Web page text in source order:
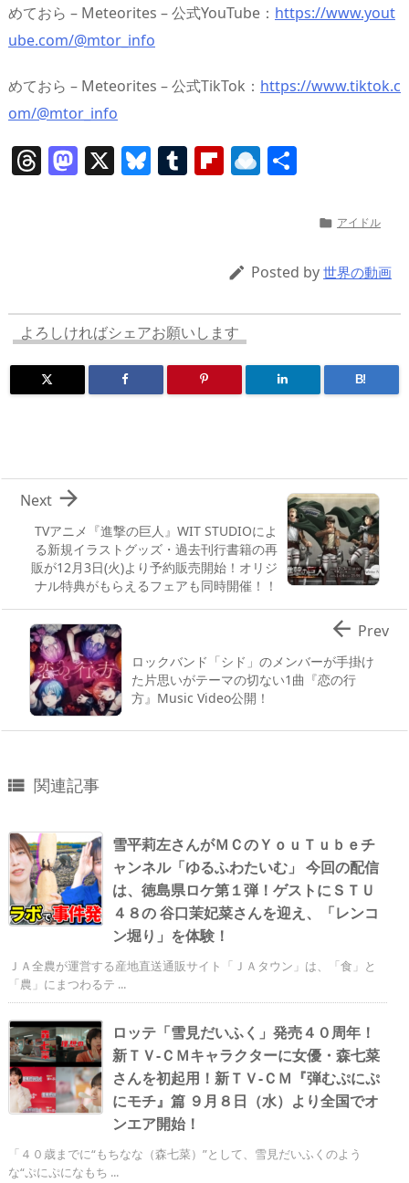
めておら – Meteorites – 公式YouTube： https://www.yout
ube.com/@mtor_info
めておら – Meteorites – 公式TikTok： https://www.tiktok.c
om/@mtor_info
T
s
M
o
n
X Bl T Fl
ar
d
R
ro
p.
 アイドル
 Posted by 世界の動画
よろしければシェアお願いします
B!
TVアニメ『進撃の巨人』WIT STUDIOによ
る新規イラストグッズ・過去刊行書籍の再
販が12月3日(火)より予約販売開始！オリジ
ナル特典がもらえるフェアも同時開催！！

Next
ロックバンド「シド」のメンバーが手掛け
た片思いがテーマの切ない1曲『恋の行
方』Music Video公開！
 Prev
 関連記事
雪平莉左さんがＭＣのＹｏｕＴｕｂｅチ
ャンネル「ゆるふわたいむ」 今回の配信
は、徳島県ロケ第１弾！ゲストにＳＴＵ
４８の 谷口茉妃菜さんを迎え、「レンコ
ン堀り」を体験！
ＪＡ全農が運営する産地直送通販サイト「ＪＡタウン」は、「食」と
「農」にまつわるテ ...
ロッテ「雪見だいふく」発売４０周年！
新ＴＶ-ＣＭキャラクターに女優・森七菜
さんを初起用！新ＴＶ-ＣＭ『弾むぷにぷ
にモチ』篇 ９月８日（水）より全国でオ
ンエア開始！
「４０歳までに“もちなな（森七菜）”として、雪見だいふくのよう
な“ぷにぷになもち ...